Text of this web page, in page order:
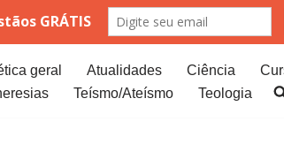
geral Atualidades Ciência
Teísmo/Ateísmo Teologia